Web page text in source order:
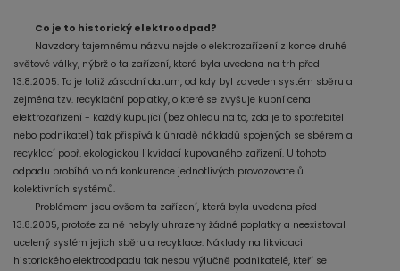
Co je to historický elektroodpad?
Navzdory tajemnému názvu nejde o elektrozařízení z konce druhé
světové války, nýbrž o ta zařízení, která byla uvedena na trh před
13.8.2005. To je totiž zásadní datum, od kdy byl zaveden systém sběru a
zejména tzv. recyklační poplatky, o které se zvyšuje kupní cena
elektrozařízení - každý kupující (bez ohledu na to, zda je to spotřebitel
nebo podnikatel) tak přispívá k úhradě nákladů spojených se sběrem a
recyklací popř. ekologickou likvidací kupovaného zařízení. U tohoto
odpadu probíhá volná konkurence jednotlivých provozovatelů
kolektivních systémů.
Problémem jsou ovšem ta zařízení, která byla uvedena před
13.8.2005, protože za ně nebyly uhrazeny žádné poplatky a neexistoval
ucelený systém jejich sběru a recyklace. Náklady na likvidaci
historického elektroodpadu tak nesou výlučně podnikatelé, kteří se